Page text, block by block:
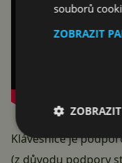
Klávesnice je
(z důvodu podpory
souborů
ZOBRAZIT